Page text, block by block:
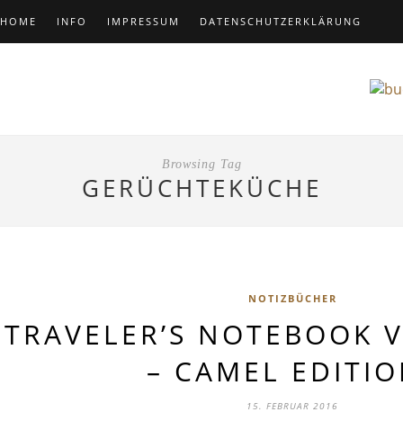
HOME INFO IMPRESSUM DATENSCHUTZERKLÄRUNG
Browsing Tag
GERÜCHTEKÜCHE
NOTIZBÜCHER
TRAVELER’S NOTEBOOK
– CAMEL
15. FEBRUAR 2016